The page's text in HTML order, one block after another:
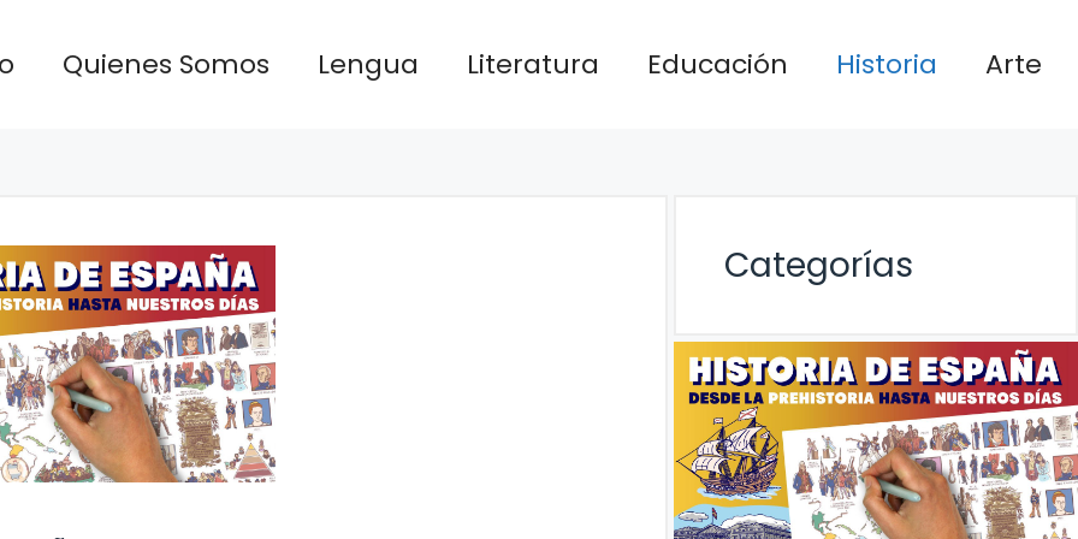
Quienes Somos Lengua Literatura Educación Historia Arte
Categorías